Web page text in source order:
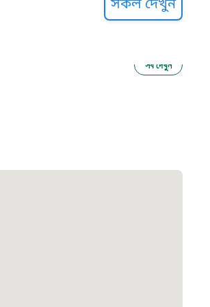
সকল দেখুন
সব দেখুন